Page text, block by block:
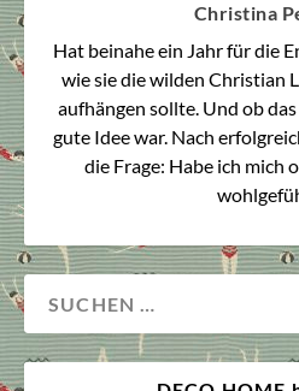
Christina
Hat beinahe ein Jahr für die
wie sie die wilden Christian
aufhängen sollte. Und ob
gute Idee war. Nach
die Frage: Habe ich mich